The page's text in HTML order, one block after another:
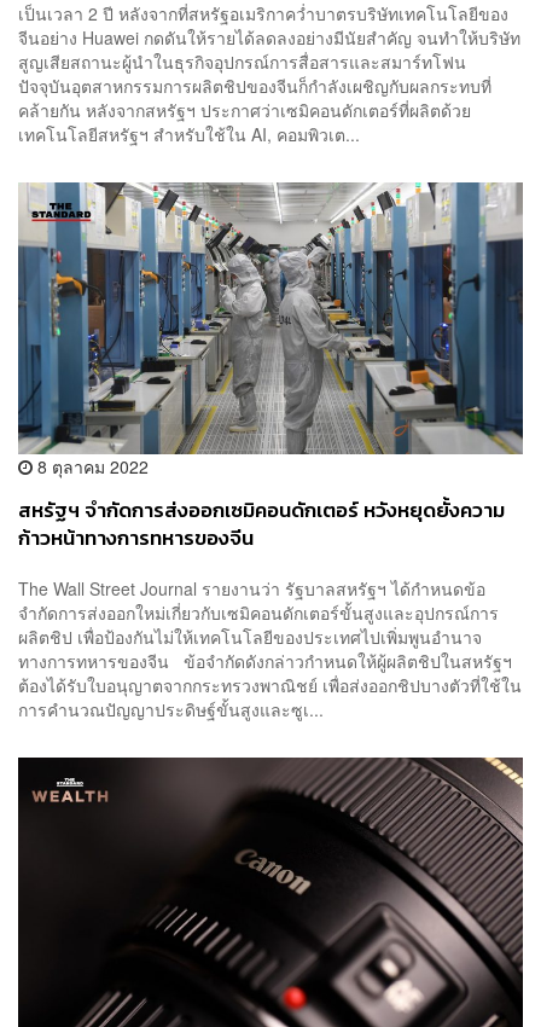
เป็นเวลา 2 ปี หลังจากที่สหรัฐอเมริกาคว่ำบาตรบริษัทเทคโนโลยีของ
จีนอย่าง Huawei กดดันให้รายได้ลดลงอย่างมีนัยสำคัญ จนทำให้บริษัท
สูญเสียสถานะผู้นำในธุรกิจอุปกรณ์การสื่อสารและสมาร์ทโฟน
ปัจจุบันอุตสาหกรรมการผลิตชิปของจีนก็กำลังเผชิญกับผลกระทบที่
คล้ายกัน หลังจากสหรัฐฯ ประกาศว่าเซมิคอนดักเตอร์ที่ผลิตด้วย
เทคโนโลยีสหรัฐฯ สำหรับใช้ใน AI, คอมพิวเต...
8 ตุลาคม 2022
สหรัฐฯ จำกัดการส่งออกเซมิคอนดักเตอร์ หวังหยุดยั้งความ
ก้าวหน้าทางการทหารของจีน
The Wall Street Journal รายงานว่า รัฐบาลสหรัฐฯ ได้กำหนดข้อ
จำกัดการส่งออกใหม่เกี่ยวกับเซมิคอนดักเตอร์ขั้นสูงและอุปกรณ์การ
ผลิตชิป เพื่อป้องกันไม่ให้เทคโนโลยีของประเทศไปเพิ่มพูนอำนาจ
ทางการทหารของจีน ข้อจำกัดดังกล่าวกำหนดให้ผู้ผลิตชิปในสหรัฐฯ
ต้องได้รับใบอนุญาตจากกระทรวงพาณิชย์ เพื่อส่งออกชิปบางตัวที่ใช้ใน
การคำนวณปัญญาประดิษฐ์ขั้นสูงและซูเ...